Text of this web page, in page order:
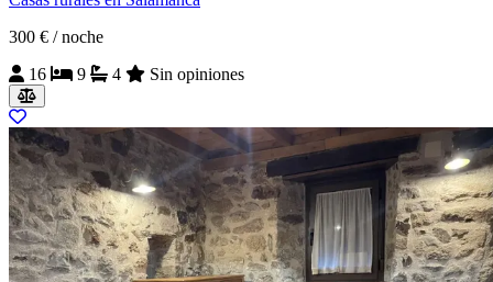
300 € / noche
16
9 4 Sin opiniones